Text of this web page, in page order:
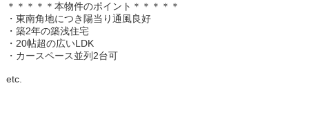
＊＊＊＊＊本物件のポイント＊＊＊＊＊
・東南角地につき陽当り通風良好
・築2年の築浅住宅
・20帖超の広いLDK
・カースペース並列2台可
etc.